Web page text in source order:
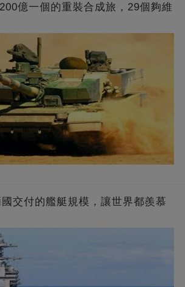
億一個的重裝合成旅，29個夠維
交付的艦艇規模，讓世界都羨慕